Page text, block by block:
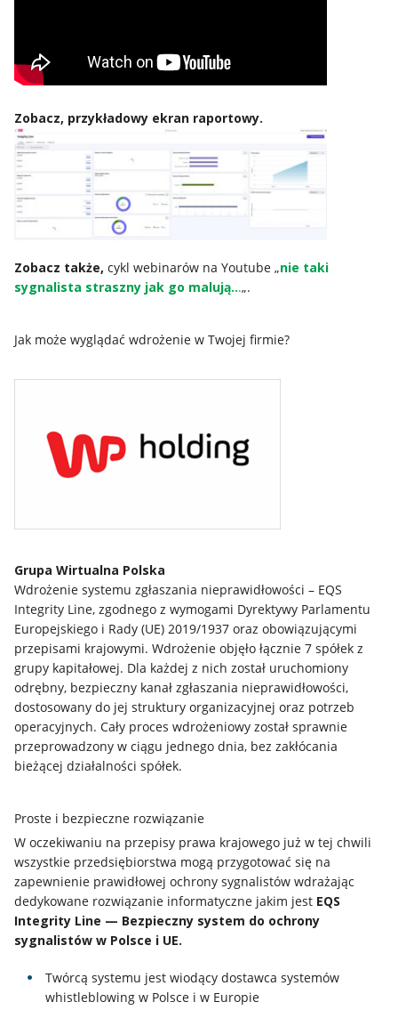
Zobacz, przykładowy ekran raportowy.
Zobacz także, cykl webinarów na Youtube „nie taki
sygnalista straszny jak go malują...„.
Jak może wyglądać wdrożenie w Twojej firmie?
Grupa Wirtualna Polska
Wdrożenie systemu zgłaszania nieprawidłowości – EQS
Integrity Line, zgodnego z wymogami Dyrektywy Parlamentu
Europejskiego i Rady (UE) 2019/1937 oraz obowiązującymi
przepisami krajowymi. Wdrożenie objęło łącznie 7 spółek z
grupy kapitałowej. Dla każdej z nich został uruchomiony
odrębny, bezpieczny kanał zgłaszania nieprawidłowości,
dostosowany do jej struktury organizacyjnej oraz potrzeb
operacyjnych. Cały proces wdrożeniowy został sprawnie
przeprowadzony w ciągu jednego dnia, bez zakłócania
bieżącej działalności spółek.
Proste i bezpieczne rozwiązanie
W oczekiwaniu na przepisy prawa krajowego już w tej chwili
wszystkie przedsiębiorstwa mogą przygotować się na
zapewnienie prawidłowej ochrony sygnalistów wdrażając
dedykowane rozwiązanie informatyczne jakim jest EQS
Integrity Line — Bezpieczny system do ochrony
sygnalistów w Polsce i UE.
Twórcą systemu jest wiodący dostawca systemów
whistleblowing w Polsce i w Europie